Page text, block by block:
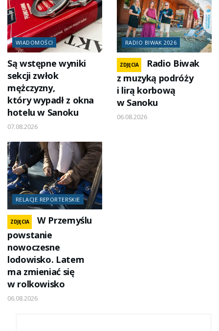
WIADOMOŚCI
Są wstępne wyniki
sekcji zwłok
mężczyzny,
który wypadł z okna
hotelu w Sanoku
07.08.2026
RADIO BIWAK 2026
ZDJĘCIA
Radio Biwak
z muzyką podróży
i lirą korbową
w Sanoku
06.08.2026
RELACJE REPORTERSKIE
ZDJĘCIA
W Przemyślu
powstanie
nowoczesne
lodowisko. Latem
ma zmieniać się
w rolkowisko
06.08.2026